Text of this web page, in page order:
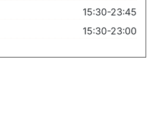
15:30-23:45
15:30-23:00